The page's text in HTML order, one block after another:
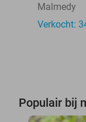
Malmedy
Verkocht:
Populair bij